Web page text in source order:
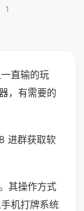
1
直输的玩
，有需要的
进群获取软
其操作方式
机打牌系统